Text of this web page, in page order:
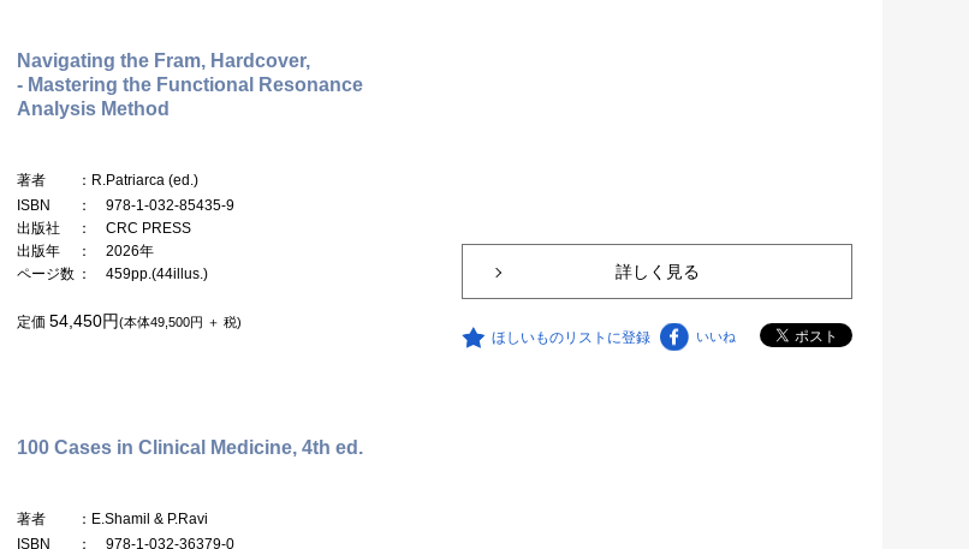
Navigating the Fram, Hardcover,
- Mastering the Functional Resonance
Analysis Method
著者
：R.Patriarca (ed.)
ISBN
： 978-1-032-85435-9
出版社
： CRC PRESS
出版年
： 2026年
ページ数 ： 459pp.(44illus.)
定価 54,450円(本体49,500円 ＋ 税)
詳しく見る
ほしいものリストに登録 いいね
100 Cases in Clinical Medicine, 4th ed.
著者
：E.Shamil & P.Ravi
ISBN
： 978-1-032-36379-0